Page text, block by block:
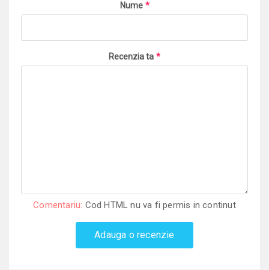
Nume *
Recenzia ta *
Comentariu: Cod HTML nu va fi permis in continut
Adauga o recenzie